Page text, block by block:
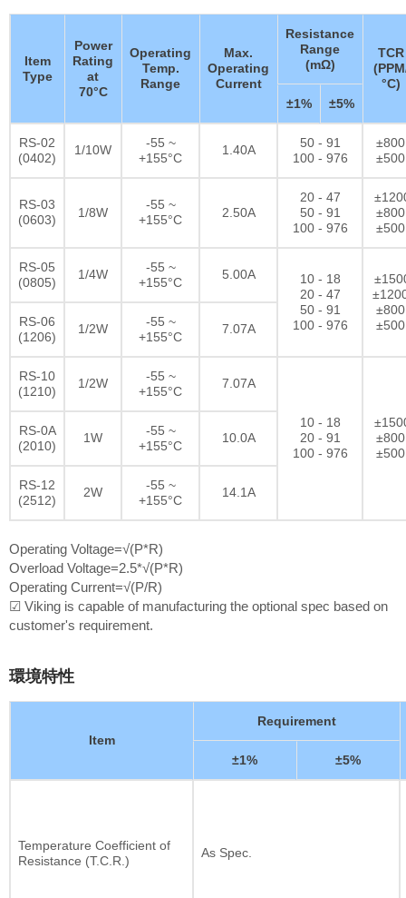
Item
Type
Power
Rating
at
70°C
Operating
Temp.
Range
Max.
Operating
Current
Resistance
Range
(mΩ)
TCR
°C)
±1%
±5%
RS-02
(0402)
1/10W
-55 ~
+155°C
1.40A
50 - 91
100 - 976
±800
±500
RS-03
(0603)
1/8W
-55 ~
+155°C
2.50A
20 - 47
50 - 91
100 - 976
±800
±500
RS-05
(0805)
1/4W
-55 ~
+155°C
5.00A
10 - 18
20 - 47
50 - 91
100 - 976
±800
±500
RS-06
(1206)
1/2W
-55 ~
+155°C
7.07A
RS-10
(1210)
1/2W
-55 ~
+155°C
7.07A
10 - 18
20 - 91
100 - 976
±800
±500
RS-0A
(2010)
1W
-55 ~
+155°C
10.0A
RS-12
(2512)
2W
-55 ~
+155°C
14.1A
Operating Voltage=√(P*R)
Overload Voltage=2.5*√(P*R)
Operating Current=√(P/R)
☑ Viking is capable of manufacturing the optional spec based on
customer's requirement.
環境特性
Item
Requirement
±1% ±5%
Temperature Coefficient of
Resistance (T.C.R.)
As Spec.